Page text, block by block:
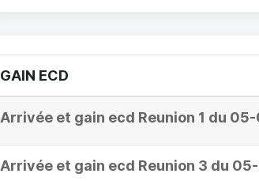
GAIN ECD
Arrivée et gain ecd Reunion 1 du
Arrivée et gain ecd Reunion 3 du